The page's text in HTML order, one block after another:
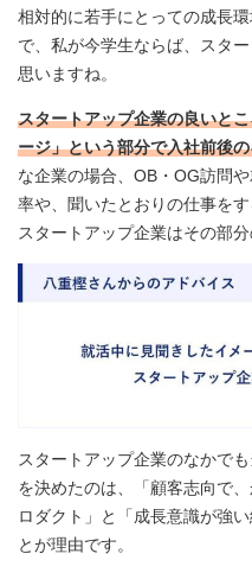
相対的に若手にとっての成長
で、私が今学生ならば、スタ
思いますね。
スタートアップ企業の良いと
ージ」という部分で入社前後
な企業の場合、OB・OG訪問
率や、聞いたとおりの仕事を
スタートアップ企業はその部
スタートアップ企業のなかで
を決めたのは、「顧客志向で
ロダクト」と「成長意識が強
とが理由です。